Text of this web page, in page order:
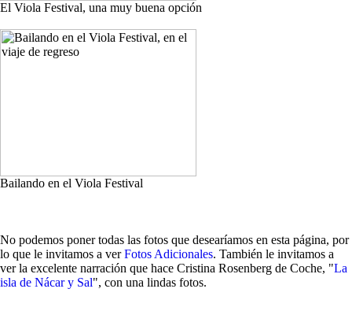
El Viola Festival, una muy buena opción
Bailando en el Viola Festival
No podemos poner todas las fotos que desearíamos en esta página, por
lo que le invitamos a verFotos Adicionales. También le invitamos a
ver la excelente narración que hace Cristina Rosenberg de Coche, "La
isla de Nácar y Sal", con una lindas fotos.